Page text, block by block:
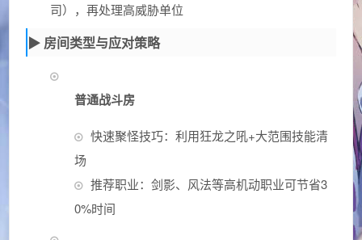
司），再处理高威胁单位
▶ 房间类型与应对策略
普通战斗房
快速聚怪技巧：利用狂龙之吼+大范围技能清
场
推荐职业：剑影、风法等高机动职业可节省3
0%时间